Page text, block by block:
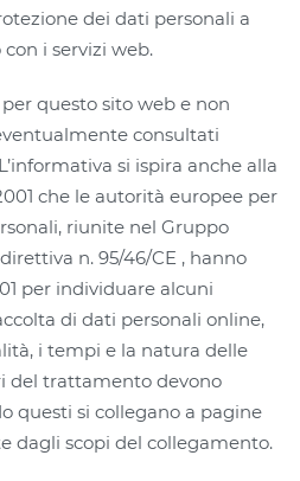
dei dati personali a
i servizi web.
questo sito web e non
consultati
si ispira anche alla
che le autorità europee per
riunite nel Gruppo
n. 95/46/CE , hanno
per individuare alcuni
di dati personali online,
i tempi e la natura delle
del trattamento devono
questi si collegano a pagine
dagli scopi del collegamento.